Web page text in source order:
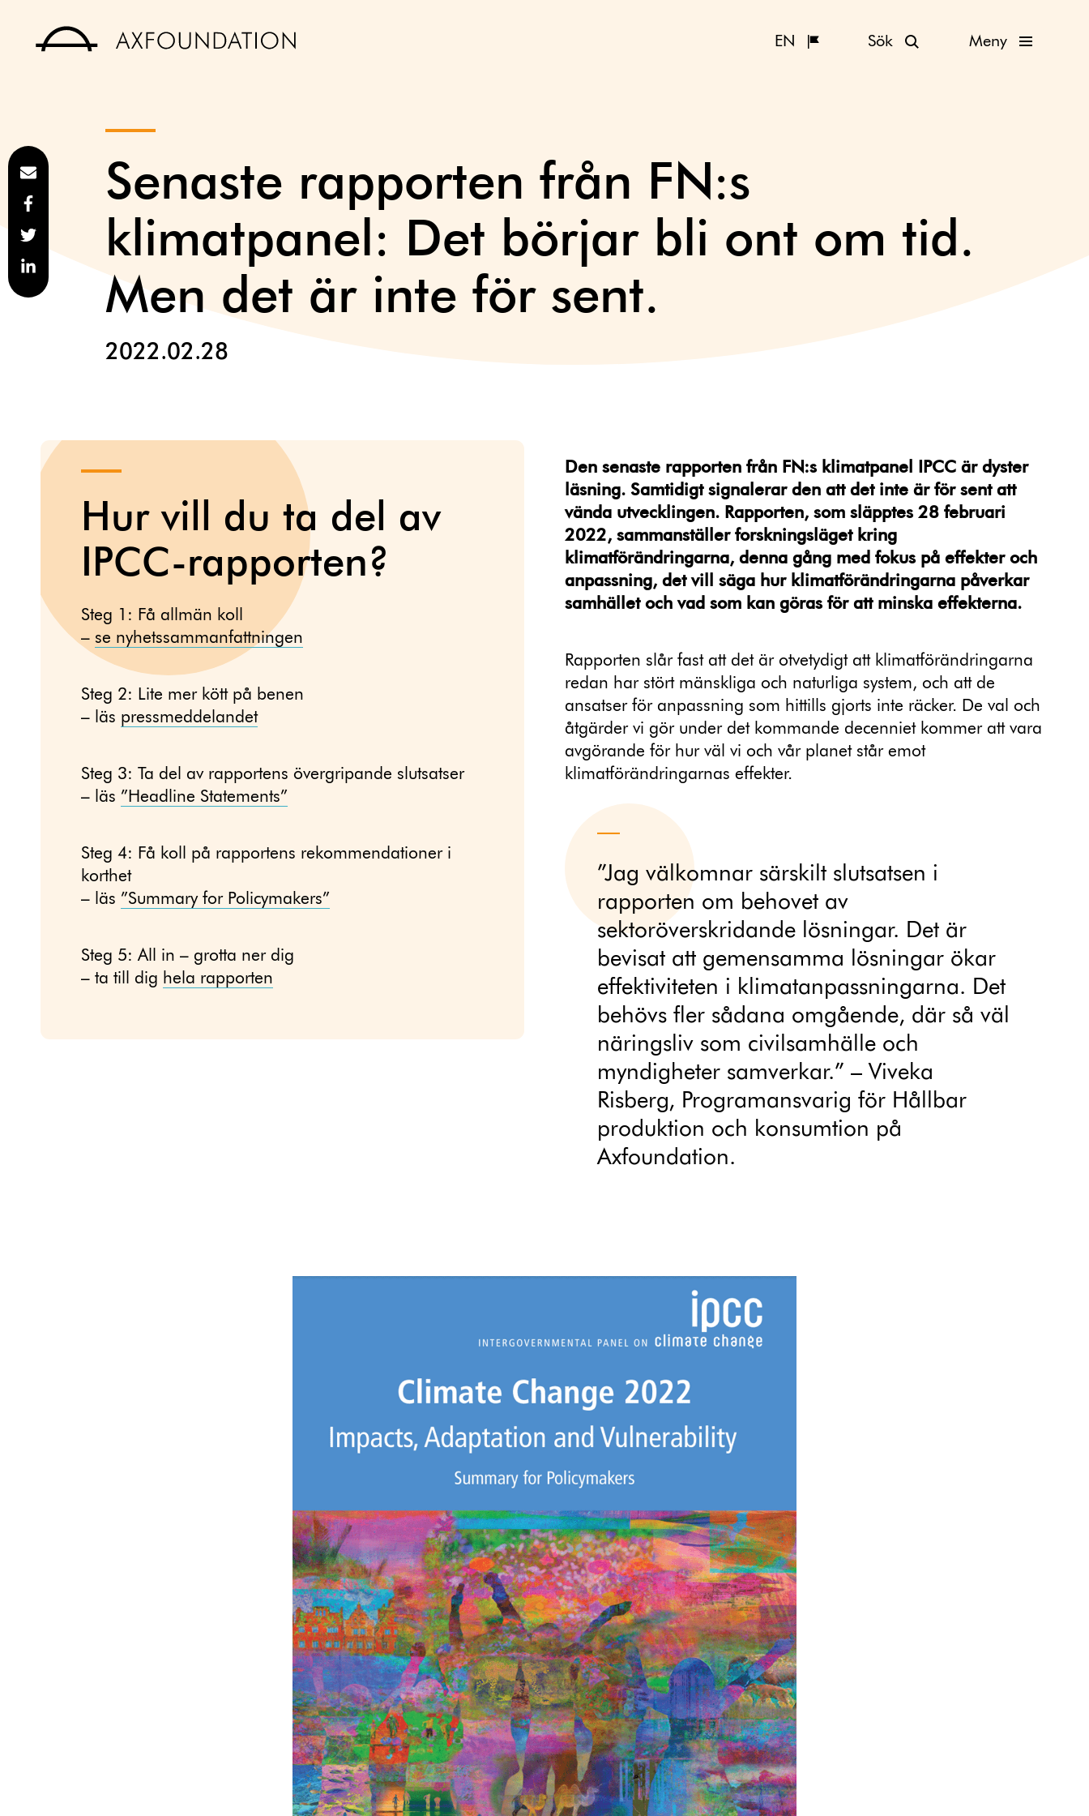
EN Sök Meny
Senaste rapporten från FN:s
klimatpanel: Det börjar bli ont om tid.
Men det är inte för sent.
2022.02.28
Hur vill du ta del av
IPCC-rapporten?
Steg 1: Få allmän koll
– se nyhetssammanfattningen
Steg 2: Lite mer kött på benen
– läs pressmeddelandet
Steg 3: Ta del av rapportens övergripande slutsatser
– läs ”Headline Statements”
Steg 4: Få koll på rapportens rekommendationer i
korthet
– läs ”Summary for Policymakers”
Steg 5: All in – grotta ner dig
– ta till dig hela rapporten
Den senaste rapporten från FN:s klimatpanel IPCC är dyster
läsning. Samtidigt signalerar den att det inte är för sent att
vända utvecklingen. Rapporten, som släpptes 28 februari
2022, sammanställer forskningsläget kring
klimatförändringarna, denna gång med fokus på effekter och
anpassning, det vill säga hur klimatförändringarna påverkar
samhället och vad som kan göras för att minska effekterna.
Rapporten slår fast att det är otvetydigt att klimatförändringarna
redan har stört mänskliga och naturliga system, och att de
ansatser för anpassning som hittills gjorts inte räcker. De val och
åtgärder vi gör under det kommande decenniet kommer att vara
avgörande för hur väl vi och vår planet står emot
klimatförändringarnas effekter.
”Jag välkomnar särskilt slutsatsen i
rapporten om behovet av
sektoröverskridande lösningar. Det är
bevisat att gemensamma lösningar ökar
effektiviteten i klimatanpassningarna. Det
behövs fler sådana omgående, där så väl
näringsliv som civilsamhälle och
myndigheter samverkar.” – Viveka
Risberg, Programansvarig för Hållbar
produktion och konsumtion på
Axfoundation.